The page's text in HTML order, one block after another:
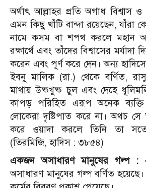
অর্থাৎ আল্লাহর প্রতি অগাধ বিশ্বাস
এমন কিছু খাঁটি বান্দা রয়েছেন, যাঁরা
নামে কসম বা শপথ করলে মহান
রক্ষার্থে এবং তাঁদের বিশ্বাসের
করেন এবং পূর্ণ করে দেন। অন্য
ইবনু মালিক (রা.) থেকে বর্ণিত,
মাথায় উষ্কখুষ্ক চুল এবং দেহে
কাপড় পরিহিত এরূপ অনেক ব্যক্তি
লোকেরা দৃষ্টিপাত করে না। অথচ
করে ওয়াদা করলে তিনি তা
(তিরমিজি, হাদিস : ৩৮৫৪)
একজন অসাধারণ মানুষের গল্প :
অসাধারণ মানুষের গল্প বর্ণিত হয়েছে।